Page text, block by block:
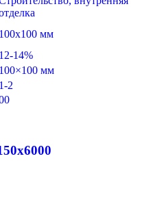
100х100 мм
12-14%
100×100 мм
1-2